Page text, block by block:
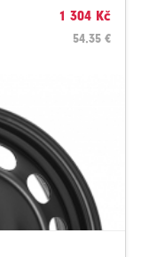
1 304 Kč
54.35 €